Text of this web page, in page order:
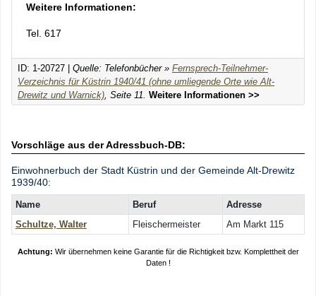
Weitere Informationen:
Tel. 617
ID: 1-20727 | Quelle: Telefonbücher » Fernsprech-Teilnehmer-
Verzeichnis für Küstrin 1940/41 (ohne umliegende Orte wie Alt-
Drewitz und Warnick) , Seite 11. Weitere Informationen >>
Vorschläge aus der Adressbuch-DB:
Einwohnerbuch der Stadt Küstrin und der Gemeinde Alt-Drewitz
1939/40:
Name Beruf
Adresse
Schultze, Walter
Fleischermeister Am Markt 115
Achtung: Wir übernehmen keine Garantie für die Richtigkeit bzw. Komplettheit der
Daten !